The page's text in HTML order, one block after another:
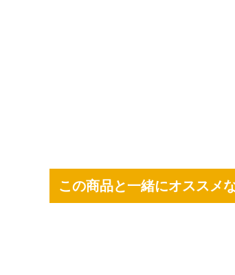
この商品と一緒にオススメ